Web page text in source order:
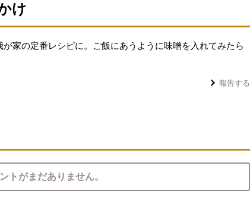
け
家の定番レシピに。ご飯にあうように味噌を入れてみたら
報告する
トがまだありません。